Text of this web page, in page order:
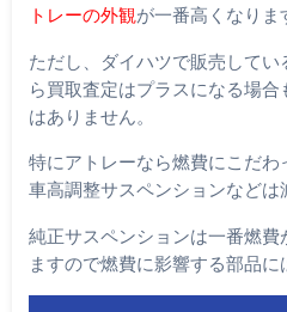
トレーの外観が一番高くなりま
ただし、ダイハツで販売して
ら買取査定はプラスになる場
はありません。
特にアトレーなら燃費にこだ
車高調整サスペンションなどは
純正サスペンションは一番燃
ますので燃費に影響する部品に